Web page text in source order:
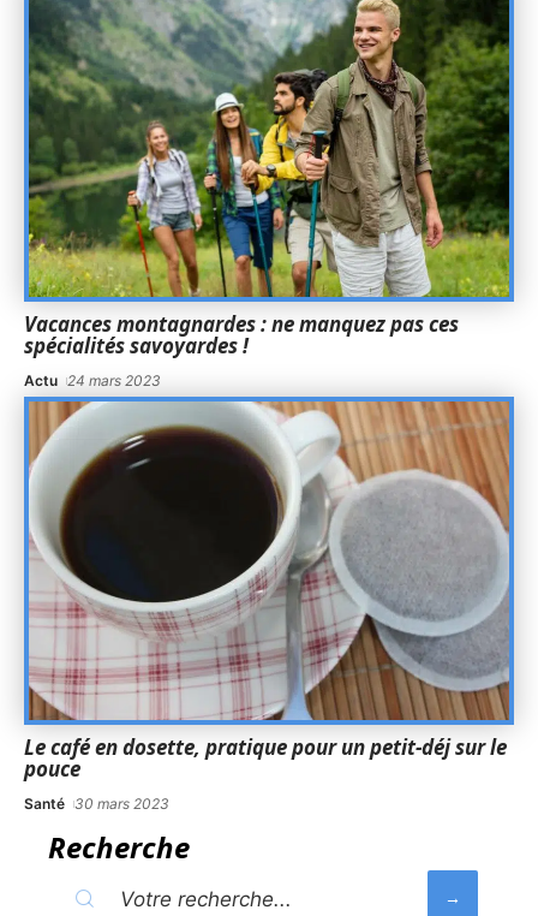
Vacances montagnardes : ne manquez pas ces
spécialités savoyardes !
Actu 24 mars 2023
Le café en dosette, pratique pour un petit-déj sur le
pouce
Santé 30 mars 2023
Recherche